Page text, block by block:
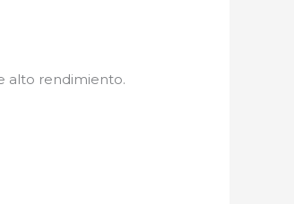
alto rendimiento.